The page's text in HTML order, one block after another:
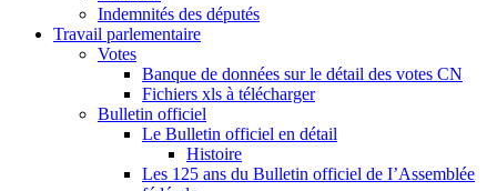
Indemnités des députés
Travail parlementaire
Votes
Banque de données sur le détail des votes CN
Fichiers xls à télécharger
Bulletin officiel
Le Bulletin officiel en détail
Histoire
Les 125 ans du Bulletin officiel de I’Assemblée